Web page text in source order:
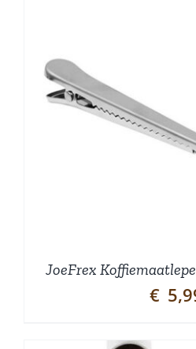
JoeFrex
€